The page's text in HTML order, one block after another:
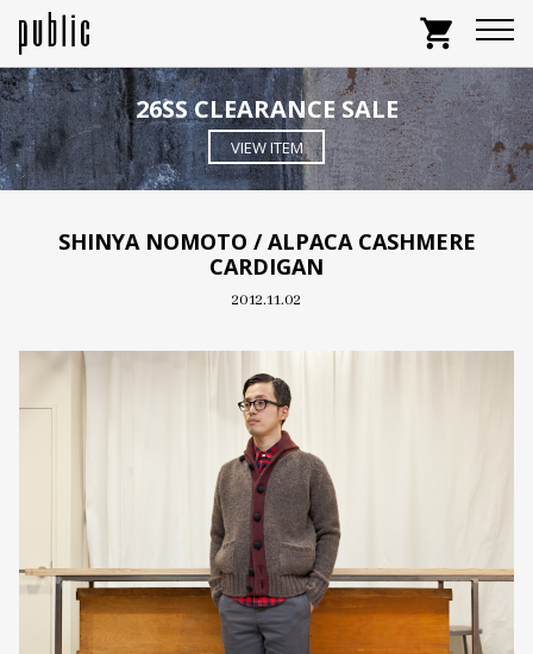
shopping_cart
26SS CLEARANCE SALE
VIEW ITEM
SHINYA NOMOTO / ALPACA CASHMERE
CARDIGAN
2012.11.02